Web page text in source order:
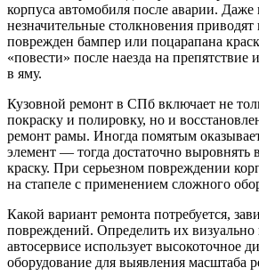
корпуса автомобиля после аварии. Даже
незначительные столкновения приводят
поврежден бампер или поцарапана
«повести» после наезда на препятствие
в яму.
Кузовной ремонт в СПб включает не
покраску и полировку, но и
ремонт рамы. Иногда помятым
элемент — тогда достаточно выровнять
краску. При серьезном повреждении
на стапеле с применением сложного
Какой вариант ремонта потребуется,
повреждений. Определить их визуально
автосервисе использует высокоточное
оборудование для выявления масштаба